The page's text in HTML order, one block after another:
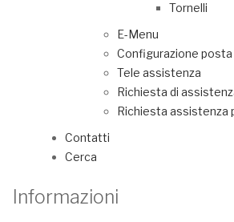
Tornelli
E-Menu
Configurazione posta
Tele assistenza
Richiesta di
Richiesta assistenza
Contatti
Cerca
Informazioni